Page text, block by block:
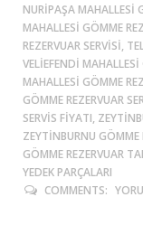
NURIPAŞA MAHALLESI
MAHALLESI GÖMME
REZERVUAR SERVISI,
VELIEFENDI
MAHALLESI GÖMME
GÖMME REZERVUAR
SERVIS FIYATI,
ZEYTINBURNU GÖMME
GÖMME REZERVUAR
YEDEK PARÇALARI
COMMENTS: